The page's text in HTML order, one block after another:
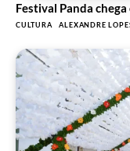
Festival Panda
CULTURA ALEXANDRE